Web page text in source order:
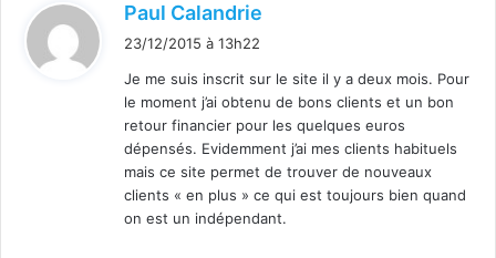
Paul Calandrie
:
23/12/2015 à 13h22
Je me suis inscrit sur le site il y a deux mois. Pour
le moment j’ai obtenu de bons clients et un bon
retour financier pour les quelques euros
dépensés. Evidemment j’ai mes clients habituels
mais ce site permet de trouver de nouveaux
clients « en plus » ce qui est toujours bien quand
on est un indépendant.